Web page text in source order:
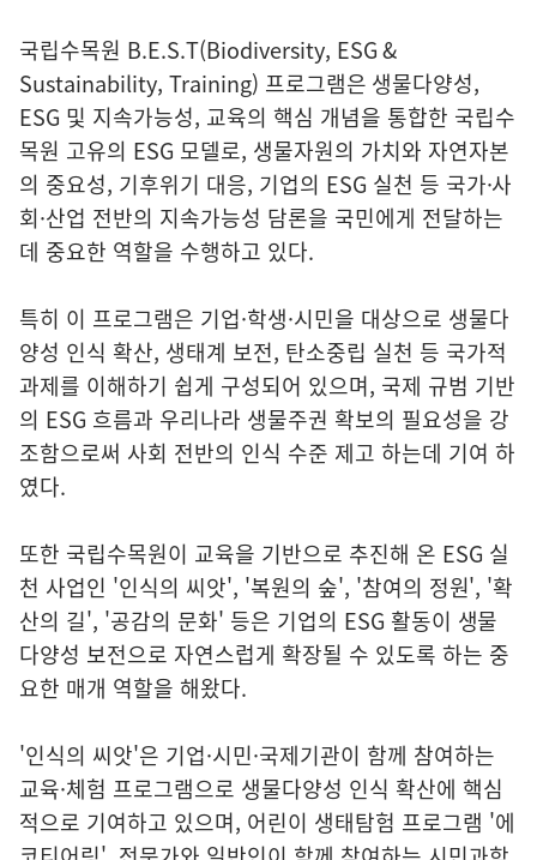
국립수목원 B.E.S.T(Biodiversity, ESG &
Sustainability, Training) 프로그램은 생물다양성,
ESG 및 지속가능성, 교육의 핵심 개념을 통합한 국립수
목원 고유의 ESG 모델로, 생물자원의 가치와 자연자본
의 중요성, 기후위기 대응, 기업의 ESG 실천 등 국가·사
회·산업 전반의 지속가능성 담론을 국민에게 전달하는
데 중요한 역할을 수행하고 있다.
특히 이 프로그램은 기업·학생·시민을 대상으로 생물다
양성 인식 확산, 생태계 보전, 탄소중립 실천 등 국가적
과제를 이해하기 쉽게 구성되어 있으며, 국제 규범 기반
의 ESG 흐름과 우리나라 생물주권 확보의 필요성을 강
조함으로써 사회 전반의 인식 수준 제고 하는데 기여 하
였다.
또한 국립수목원이 교육을 기반으로 추진해 온 ESG 실
천 사업인 '인식의 씨앗', '복원의 숲', '참여의 정원', '확
산의 길', '공감의 문화' 등은 기업의 ESG 활동이 생물
다양성 보전으로 자연스럽게 확장될 수 있도록 하는 중
요한 매개 역할을 해왔다.
'인식의 씨앗'은 기업·시민·국제기관이 함께 참여하는
교육·체험 프로그램으로 생물다양성 인식 확산에 핵심
적으로 기여하고 있으며, 어린이 생태탐험 프로그램 '에